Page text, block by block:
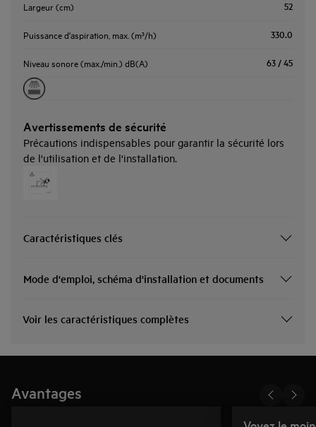
Largeur (cm) 52
Puissance d'aspiration, max. (m³/h) 330.0
Niveau sonore (max./min.) dB(A) 63 / 45
Avertissements de sécurité
Précautions indispensables pour garantir la sécurité lors
de l'utilisation et de l'installation.
Caractéristiques clés
Mode d'emploi, schéma d'installation et documents
Voir les caractéristiques complètes
Avantages